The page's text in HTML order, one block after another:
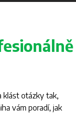
klást otázky tak,
vám poradí, jak